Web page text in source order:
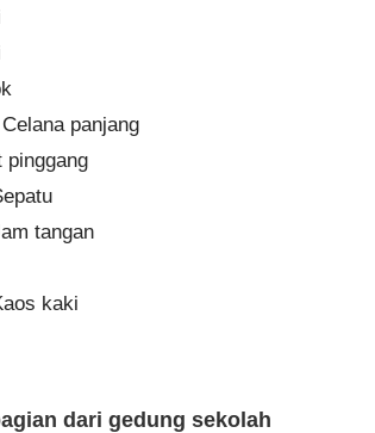
panjang
pinggang
tangan
kaki
dari gedung sekolah